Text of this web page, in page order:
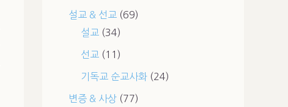
설교 & 선교 (69)
설교 (34)
선교 (11)
기독교 순교사화(24)
변증 & 사상(77)